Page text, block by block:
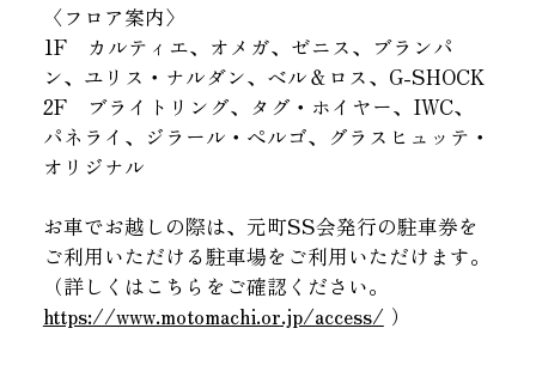
〈フロア案内〉
1F カルティエ、オメガ、ゼニス、ブランパ
ン、ユリス・ナルダン、ベル＆ロス、G-SHOCK
2F ブライトリング、タグ・ホイヤー、IWC、
パネライ、ジラール・ぺルゴ、グラスヒュッテ・
オリジナル
お車でお越しの際は、元町SS会発行の駐車券を
ご利用いただける駐車場をご利用いただけます。
（詳しくはこちらをご確認ください。
https://www.motomachi.or.jp/access/ ）